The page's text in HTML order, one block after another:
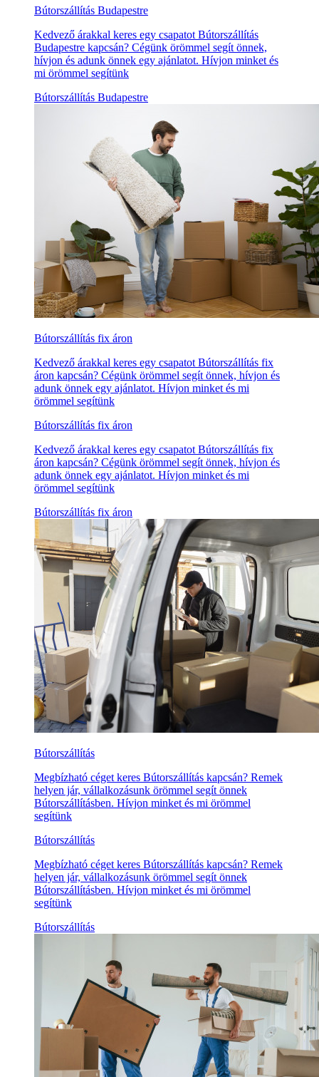
Bútorszállítás Budapestre
Kedvező árakkal keres egy csapatot Bútorszállítás
Budapestre kapcsán? Cégünk örömmel segít önnek,
hívjon és adunk önnek egy ajánlatot. Hívjon minket és
mi örömmel segítünk
Bútorszállítás Budapestre
Bútorszállítás fix áron
Kedvező árakkal keres egy csapatot Bútorszállítás fix
áron kapcsán? Cégünk örömmel segít önnek, hívjon és
adunk önnek egy ajánlatot. Hívjon minket és mi
örömmel segítünk
Bútorszállítás fix áron
Kedvező árakkal keres egy csapatot Bútorszállítás fix
áron kapcsán? Cégünk örömmel segít önnek, hívjon és
adunk önnek egy ajánlatot. Hívjon minket és mi
örömmel segítünk
Bútorszállítás fix áron
Bútorszállítás
Megbízható céget keres Bútorszállítás kapcsán? Remek
helyen jár, vállalkozásunk örömmel segít önnek
Bútorszállításben. Hívjon minket és mi örömmel
segítünk
Bútorszállítás
Megbízható céget keres Bútorszállítás kapcsán? Remek
helyen jár, vállalkozásunk örömmel segít önnek
Bútorszállításben. Hívjon minket és mi örömmel
segítünk
Bútorszállítás